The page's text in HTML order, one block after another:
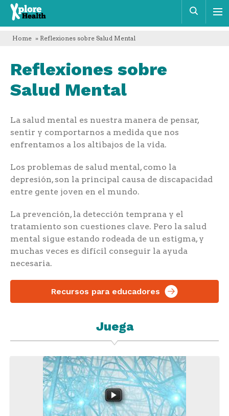
Xplore
Health
Home » Reflexiones sobre Salud Mental
Reflexiones sobre
Salud Mental
La salud mental es nuestra manera de pensar,
sentir y comportarnos a medida que nos
enfrentamos a los altibajos de la vida.
Los problemas de salud mental, como la
depresión, son la principal causa de discapacidad
entre gente joven en el mundo.
La prevención, la detección temprana y el
tratamiento son cuestiones clave. Pero la salud
mental sigue estando rodeada de un estigma, y
muchas veces es difícil conseguir la ayuda
necesaria.
Recursos para educadores
Juega